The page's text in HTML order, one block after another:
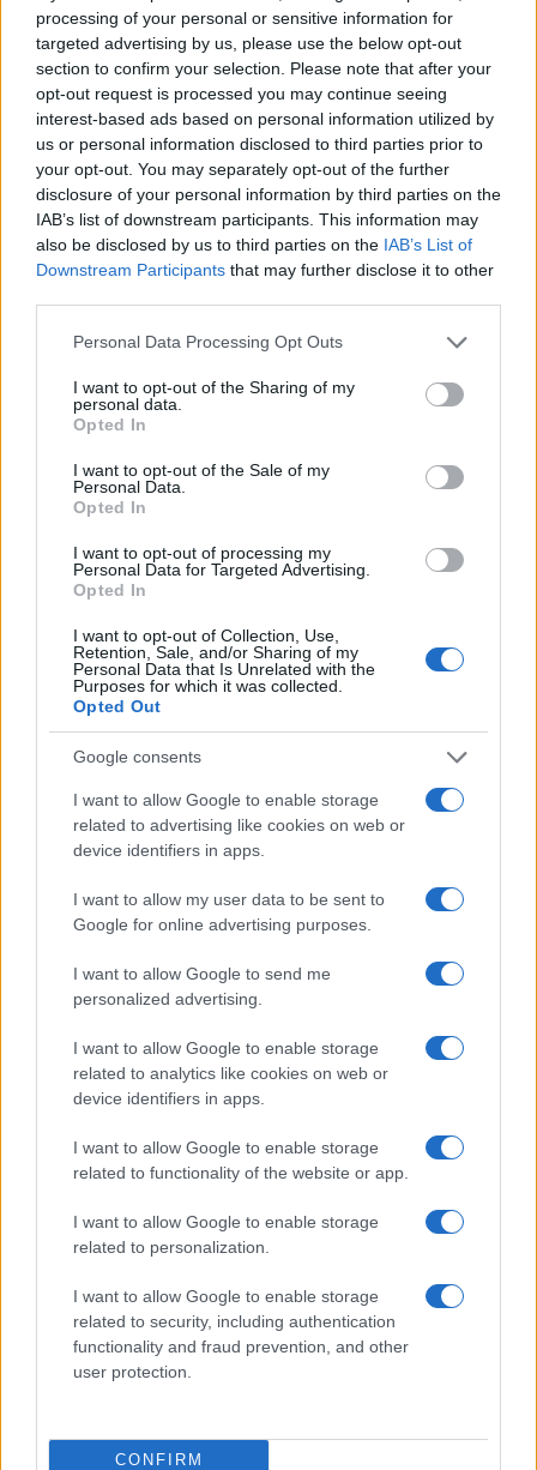
processing of your personal or sensitive information for
targeted advertising by us, please use the below opt-out
section to confirm your selection. Please note that after your
opt-out request is processed you may continue seeing
interest-based ads based on personal information utilized by
us or personal information disclosed to third parties prior to
your opt-out. You may separately opt-out of the further
disclosure of your personal information by third parties on the
IAB’s list of downstream participants. This information may
also be disclosed by us to third parties on the IAB’s List of
Downstream Participants that may further disclose it to other
Please note that this website/app uses one or more Google
not limited to your visit or usage behaviour. You may click to
grant or deny consent to Google and its third-party tags to
use your data for below specified purposes in below Google
consent section.
Personal Data Processing Opt Outs
I want to opt-out of the Sharing of my
personal data.
Opted In
I want to opt-out of the Sale of my
Personal Data.
Opted In
I want to opt-out of processing my
Personal Data for Targeted Advertising.
Opted In
I want to opt-out of Collection, Use,
Retention, Sale, and/or Sharing of my
Personal Data that Is Unrelated with the
Purposes for which it was collected.
Opted Out
Google consents
I want to allow Google to enable storage
related to advertising like cookies on web or
device identifiers in apps.
I want to allow my user data to be sent to
Google for online advertising purposes.
I want to allow Google to send me
personalized advertising.
I want to allow Google to enable storage
related to analytics like cookies on web or
device identifiers in apps.
I want to allow Google to enable storage
related to functionality of the website or app.
I want to allow Google to enable storage
related to personalization.
I want to allow Google to enable storage
related to security, including authentication
functionality and fraud prevention, and other
user protection.
CONFIRM
Susanna Riva
Susanna Riva osserva Bologna dalla finestra
dell’Archivio di Stato dove una volta ha
passato una settimana a consultare faldoni
sulle cooperative cittadine: quel documento
segnò la scelta editoriale di approfondire
responsabilità istituzionali. Tiene linea critica
nella redazione, amante del caffè lungo e del
taccuino sempre pieno.
Continua a leggere
TROVARE LAVORO
Come trovare lavoro con l’IA: guida pratica a prompt,
analisi e workflow
Sofia Ricci · 4 Ago 2026
TROVARE LAVORO